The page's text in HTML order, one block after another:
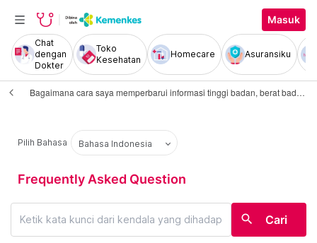
Masuk
Chat
dengan
Dokter
Toko
Kesehatan
Homecare Asuransiku
Bagaimana cara saya memperbarui informasi tinggi badan, berat badan, atau status kehamilan di Halodoc?
Frequently Asked Question
Pilih Bahasa Bahasa Indonesia
search Cari